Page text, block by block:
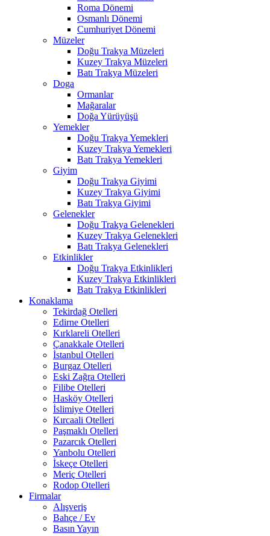
Roma Dönemi
Osmanlı Dönemi
Cumhuriyet Dönemi
Müzeler
Doğu Trakya Müzeleri
Kuzey Trakya Müzeleri
Batı Trakya Müzeleri
Doga
Ormanlar
Mağaralar
Doğa Yürüyüşü
Yemekler
Doğu Trakya Yemekleri
Kuzey Trakya Yemekleri
Batı Trakya Yemekleri
Giyim
Doğu Trakya Giyimi
Kuzey Trakya Giyimi
Batı Trakya Giyimi
Gelenekler
Doğu Trakya Gelenekleri
Kuzey Trakya Gelenekleri
Batı Trakya Gelenekleri
Etkinlikler
Doğu Trakya Etkinlikleri
Kuzey Trakya Etkinlikleri
Batı Trakya Etkinlikleri
Konaklama
Tekirdağ Otelleri
Edirne Otelleri
Kırklareli Otelleri
Çanakkale Otelleri
İstanbul Otelleri
Burgaz Otelleri
Eski Zağra Otelleri
Filibe Otelleri
Hasköy Otelleri
İslimiye Otelleri
Kırcaali Otelleri
Paşmaklı Otelleri
Pazarcık Otelleri
Yanbolu Otelleri
İskeçe Otelleri
Meriç Otelleri
Rodop Otelleri
Firmalar
Alışveriş
Bahçe / Ev
Basın Yayın